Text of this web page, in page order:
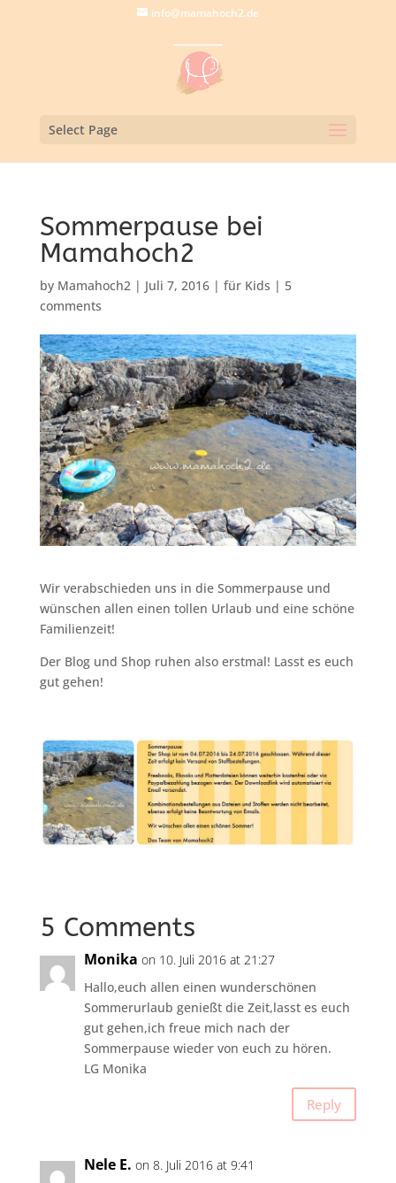
info@mamahoch2.de
Select Page
Sommerpause bei
Mamahoch2
by Mamahoch2| Juli 7, 2016| für Kids | 5
comments
Wir verabschieden uns in die Sommerpause und
wünschen allen einen tollen Urlaub und eine schöne
Familienzeit!
Der Blog und Shop ruhen also erstmal! Lasst es euch
gut gehen!
5 Comments
Monika on 10. Juli 2016 at 21:27
Hallo,euch allen einen wunderschönen
Sommerurlaub genießt die Zeit,lasst es euch
gut gehen,ich freue mich nach der
Sommerpause wieder von euch zu hören.
LG Monika
Reply
Nele E. on 8. Juli 2016 at 9:41